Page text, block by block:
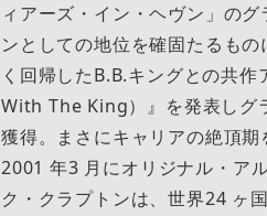
ィアーズ・イン・ヘヴン」の
ンとしての地位を確固たるも
く回帰したB.B.キングとの共
With The King）』を発表しグ
獲得。まさにキャリアの絶頂期
2001 年3 ⽉にオリジナル・ア
ク・クラプトンは、世界24 ヶ